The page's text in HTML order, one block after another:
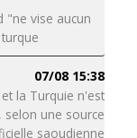
"ne vise aucun
07/08 15:38
la Turquie n'est
selon une source
saoudienne